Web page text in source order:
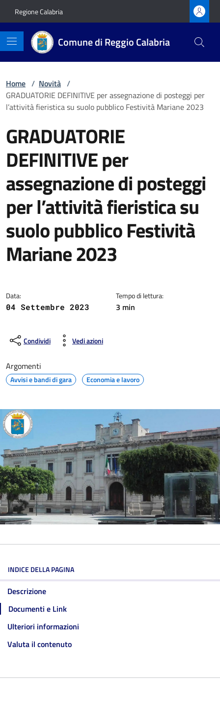
Regione Calabria
Comune di Reggio Calabria
Home / Novità /
GRADUATORIE DEFINITIVE per assegnazione di posteggi per
l’attività fieristica su suolo pubblico Festività Mariane 2023
GRADUATORIE
DEFINITIVE per
assegnazione di posteggi
per l’attività fieristica su
suolo pubblico Festività
Mariane 2023
Data:
04 Settembre 2023
Tempo di lettura:
3 min
Condividi Vedi azioni
Argomenti
Avvisi e bandi di gara Economia e lavoro
INDICE DELLA PAGINA
Descrizione
Documenti e Link
Ulteriori informazioni
Valuta il contenuto